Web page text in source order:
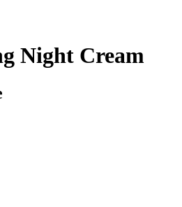
Night Cream